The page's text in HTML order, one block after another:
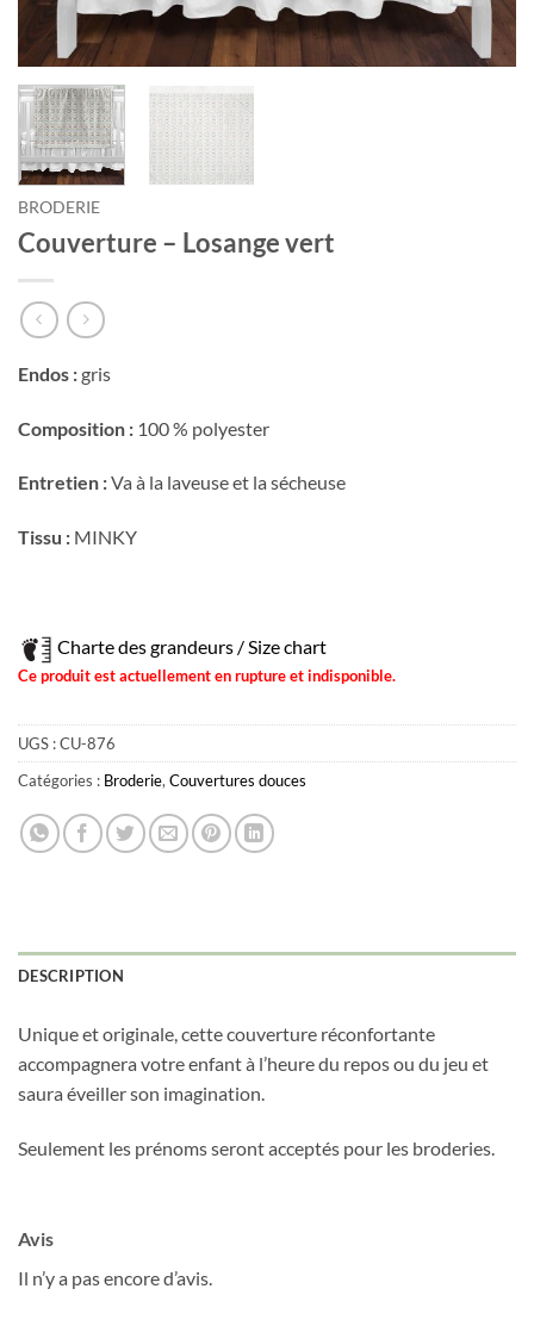
BRODERIE
Couverture – Losange vert
Endos :gris
Composition : 100 % polyester
Entretien :Va à la laveuse et la sécheuse
Tissu : MINKY
Charte des grandeurs / Size chart
Ce produit est actuellement en rupture et indisponible.
UGS :CU-876
Catégories : Broderie,Couvertures douces
DESCRIPTION
Unique et originale, cette couverture réconfortante
accompagnera votre enfant à l’heure du repos ou du jeu et
saura éveiller son imagination.
Seulement les prénoms seront acceptés pour les broderies.
Avis
Il n’y a pas encore d’avis.
Obtenez 10% de rabais
prochaine commande en vous inscrivant à